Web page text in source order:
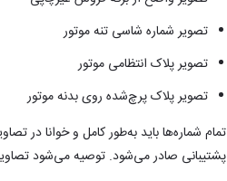
تصویر شماره شاسی تنه موتور
تصویر پلاک انتظامی موتور
تصویر پلاک پرچ‌شده روی بدنه موتور
تمام شماره‌ها باید به‌طور کامل و خوانا
پشتیبانی صادر می‌شود. توصیه می‌شود